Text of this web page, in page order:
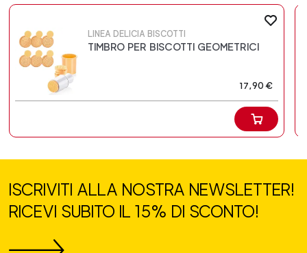
LINEA DELICIA BISCOTTI
TIMBRO PER BISCOTTI GEOMETRICI
17,90 €
ISCRIVITI ALLA NOSTRA NEWSLETTER!
RICEVI SUBITO IL 15% DI SCONTO!